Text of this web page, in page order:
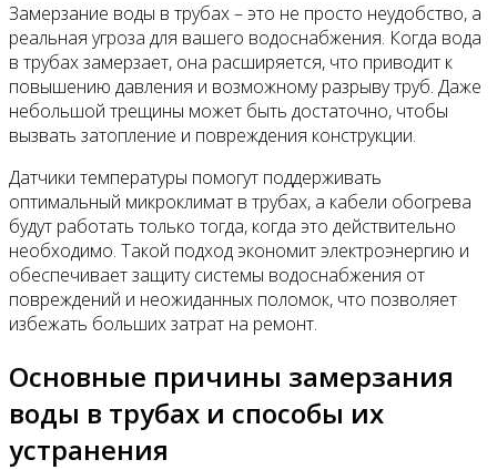
Замерзание воды в трубах – это не просто неудобство, а
реальная угроза для вашего водоснабжения. Когда вода
в трубах замерзает, она расширяется, что приводит к
повышению давления и возможному разрыву труб. Даже
небольшой трещины может быть достаточно, чтобы
вызвать затопление и повреждения конструкции.
Датчики температуры помогут поддерживать
оптимальный микроклимат в трубах, а кабели обогрева
будут работать только тогда, когда это действительно
необходимо. Такой подход экономит электроэнергию и
обеспечивает защиту системы водоснабжения от
повреждений и неожиданных поломок, что позволяет
избежать больших затрат на ремонт.
Основные причины замерзания
воды в трубах и способы их
устранения